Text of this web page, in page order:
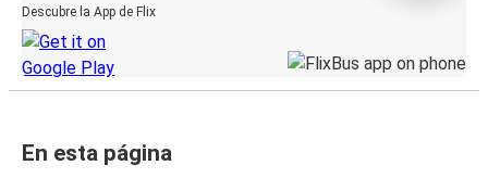
Descubre la App de Flix
En esta página